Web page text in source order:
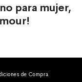
para mujer,
de Compra